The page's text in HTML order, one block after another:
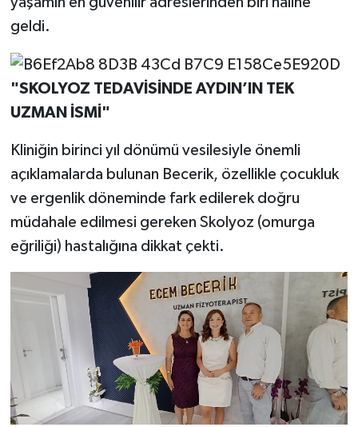
geldi.
"SKOLYOZ TEDAVİSİNDE AYDIN’IN TEK
UZMAN İSMİ"
Kliniğin birinci yıl dönümü vesilesiyle önemli
açıklamalarda bulunan Becerik, özellikle çocukluk
ve ergenlik döneminde fark edilerek doğru
müdahale edilmesi gereken Skolyoz (omurga
eğriliği) hastalığına dikkat çekti.